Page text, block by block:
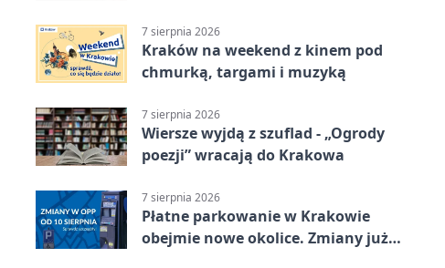
7 sierpnia 2026
Kraków na weekend z kinem pod
chmurką, targami i muzyką
7 sierpnia 2026
Wiersze wyjdą z szuflad - „Ogrody
poezji” wracają do Krakowa
7 sierpnia 2026
Płatne parkowanie w Krakowie
obejmie nowe okolice. Zmiany już